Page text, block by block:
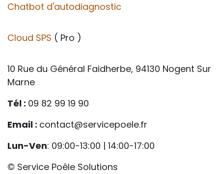
Chatbot d'autodiagnostic
Cloud SPS ( Pro )
10 Rue du Général Faidherbe, 94130 Nogent Sur
Marne
Tél : 09 82 99 19 90
Email : contact@servicepoele.fr
Lun-Ven: 09:00-13:00 | 14:00-17:00
© Service Poêle Solutions